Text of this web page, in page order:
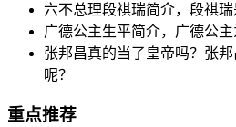
六不总理段祺瑞简介，段祺
广德公主生平简介，广德公主
张邦昌真的当了皇帝吗？张
呢？
重点推荐